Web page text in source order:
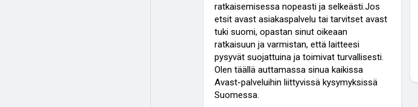
ratkaisemisessa nopeasti ja selkeästi.Jos
etsit avast asiakaspalvelu tai tarvitset avast
tuki suomi, opastan sinut oikeaan
ratkaisuun ja varmistan, että laitteesi
pysyvät suojattuina ja toimivat turvallisesti.
Olen täällä auttamassa sinua kaikissa
Avast-palveluihin liittyvissä kysymyksissä
Suomessa.